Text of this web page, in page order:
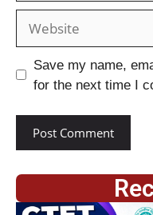
Save my name,
for the next time I